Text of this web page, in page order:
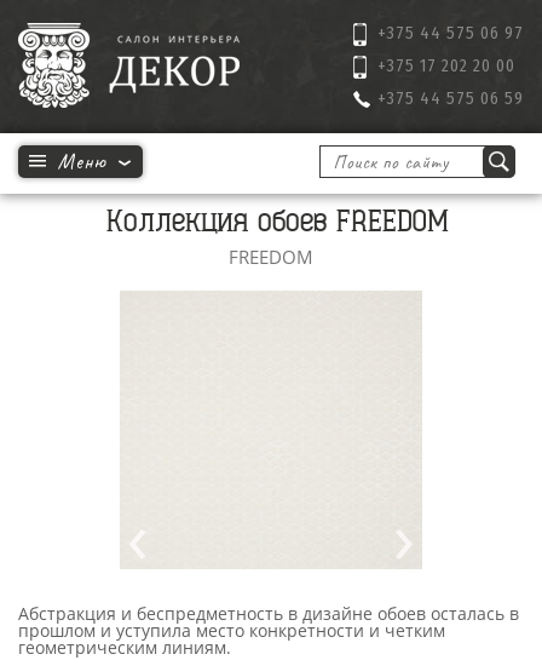
+375 44 575 06 97
+375 17 202 20 00
+375 44 575 06 59
Коллекция обоев FREEDOM
FREEDOM
Абстракция и беспредметность в дизайне обоев осталась в
прошлом и уступила место конкретности и четким
геометрическим линиям.